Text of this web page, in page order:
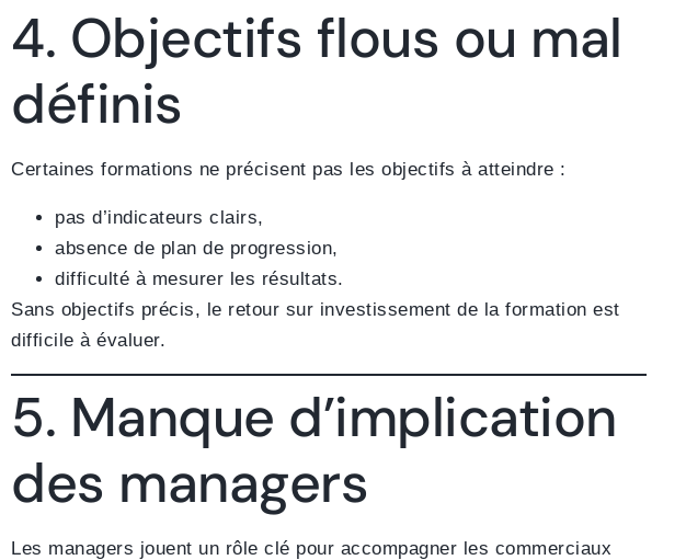
4. Objectifs flous ou mal
définis
Certaines formations ne précisent pas les objectifs à atteindre :
pas d’indicateurs clairs,
absence de plan de progression,
difficulté à mesurer les résultats.
Sans objectifs précis, le retour sur investissement de la formation est
difficile à évaluer.
5. Manque d’implication
des managers
Les managers jouent un rôle clé pour accompagner les commerciaux